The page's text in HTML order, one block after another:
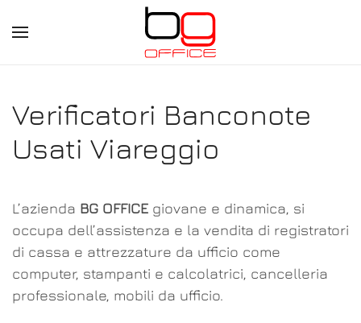
content
Verificatori Banconote
Usati Viareggio
L’azienda BG OFFICE giovane e dinamica, si
occupa dell’assistenza e la vendita di registratori
di cassa e attrezzature da ufficio come
computer, stampanti e calcolatrici, cancelleria
professionale, mobili da ufficio.